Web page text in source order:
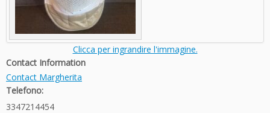
Clicca per ingrandire l'immagine.
Contact Information
Contact Margherita
Telefono:
3347214454